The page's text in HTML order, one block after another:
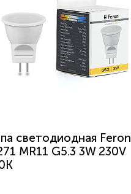
светодиодная Feron
MR11 G5.3 3W 230V